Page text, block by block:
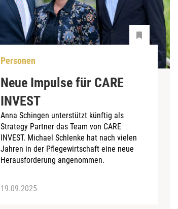
Personen
Neue Impulse für CARE
INVEST
Anna Schingen unterstützt künftig als
Strategy Partner das Team von CARE
INVEST. Michael Schlenke hat nach vielen
Jahren in der Pflegewirtschaft eine neue
Herausforderung angenommen.
19.09.2025